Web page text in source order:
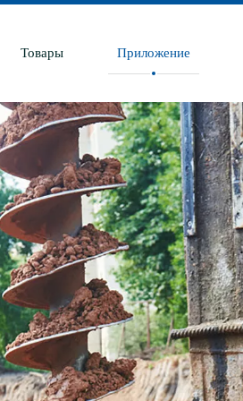
Товары Приложение